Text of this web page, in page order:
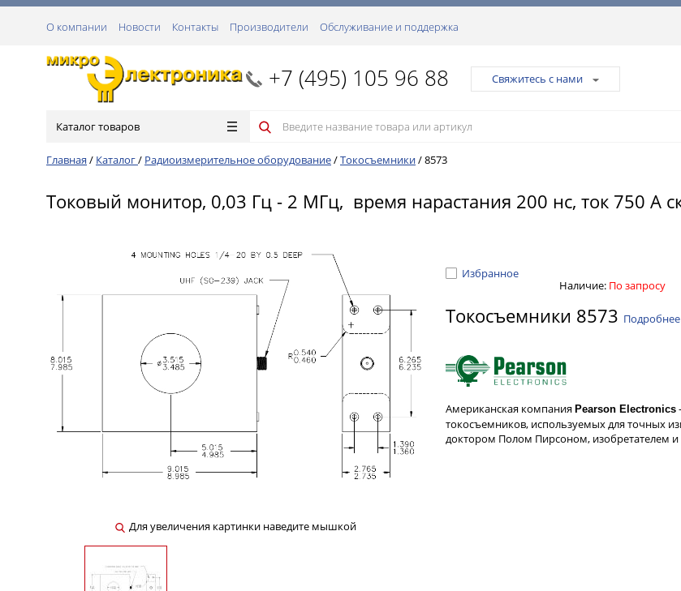
О компании Новости Контакты Производители Обслуживание и поддержка
+7 (495) 105 96 88 Свяжитесь с нами
Каталог товаров
Главная / Каталог/ Радиоизмерительное оборудование/Токосъемники/8573
Токовый монитор, 0,03 Гц - 2 МГц, время нарастания 200 нс, ток 750 А
Для увеличения картинки наведите мышкой
Избранное
Наличие: По запросу
Токосъемники 8573 Подробнее
Американская компания Pearson Electronics
токосъемников, используемых для точных
доктором Полом Пирсоном, изобретателем